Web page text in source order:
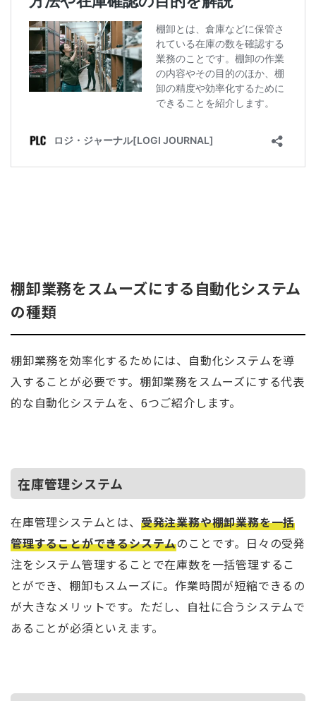
棚卸業務をスムーズにする自動化システム
の種類
棚卸業務を効率化するためには、自動化システムを導
入することが必要です。棚卸業務をスムーズにする代表
的な自動化システムを、6つご紹介します。
在庫管理システム
在庫管理システムとは、 受発注業務や棚卸業務を一括
管理することができるシステムのことです。日々の受発
注をシステム管理することで在庫数を一括管理するこ
とができ、棚卸もスムーズに。作業時間が短縮できるの
が大きなメリットです。ただし、自社に合うシステムで
あることが必須といえます。